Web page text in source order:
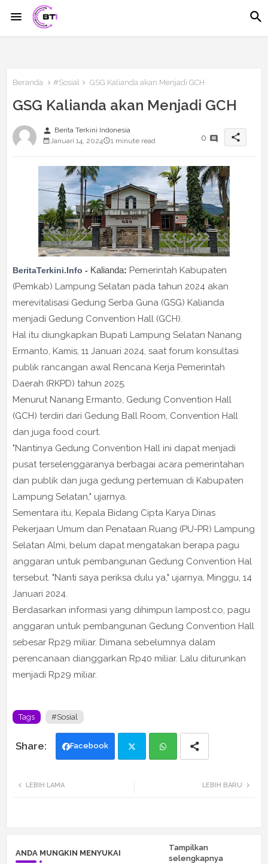
Beranda #Sosial GSG Kalianda akan Menjadi GCH
GSG Kalianda akan Menjadi GCH
person Berita Terkini Indonesia
Januari 14, 2024
1 minute read 0 share
BeritaTerkini.Info - Kalianda: Pemerintah Kabupaten
(Pemkab) Lampung Selatan pada tahun 2024 akan
merevitalisasi Gedung Serba Guna (GSG) Kalianda
menjadi Gedung Convention Hall (GCH).
Hal itu diungkapkan Bupati Lampung Selatan Nanang
Ermanto, Kamis, 11 Januari 2024, saat forum konsultasi
publik rancangan awal Rencana Kerja Pemerintah
Daerah (RKPD) tahun 2025.
Menurut Nanang Ermanto, Gedung Convention Hall
(GCH) terdiri dari Gedung Ball Room, Convention Hall
dan juga food court.
"Nantinya Gedung Convention Hall ini dapat menjadi
pusat terselenggaranya berbagai acara pemerintahan
dan publik dan juga gedung pertemuan di Kabupaten
Lampung Selatan," ujarnya.
Sementara itu, Kepala Bidang Cipta Karya Dinas
Pekerjaan Umum dan Penataan Ruang (PU-PR) Lampung
Selatan Almi, belum dapat mengatakan berapa pagu
anggaran untuk pembangunan Gedung Convention Hal
tersebut. "Nanti saya periksa dulu ya," ujarnya, Minggu, 14
Januari 2024.
Berdasarkan informasi yang dihimpun lampost.co, pagu
anggaran untuk pembangunan Gedung Convention Hall
sebesar Rp29 miliar. Dimana sebelumnya dalam
perencanaan dianggarkan Rp40 miliar. Lalu diturunkan
menjadi Rp29 miliar.
Tags #Sosial
Facebook
LEBIH BARU
LEBIH LAMA
ANDA MUNGKIN MENYUKAI
Tampilkan
selengkapnya